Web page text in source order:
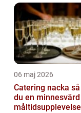
06 maj 2026
Catering nacka så skapar
du en minnesvärd
måltidsupplevelse